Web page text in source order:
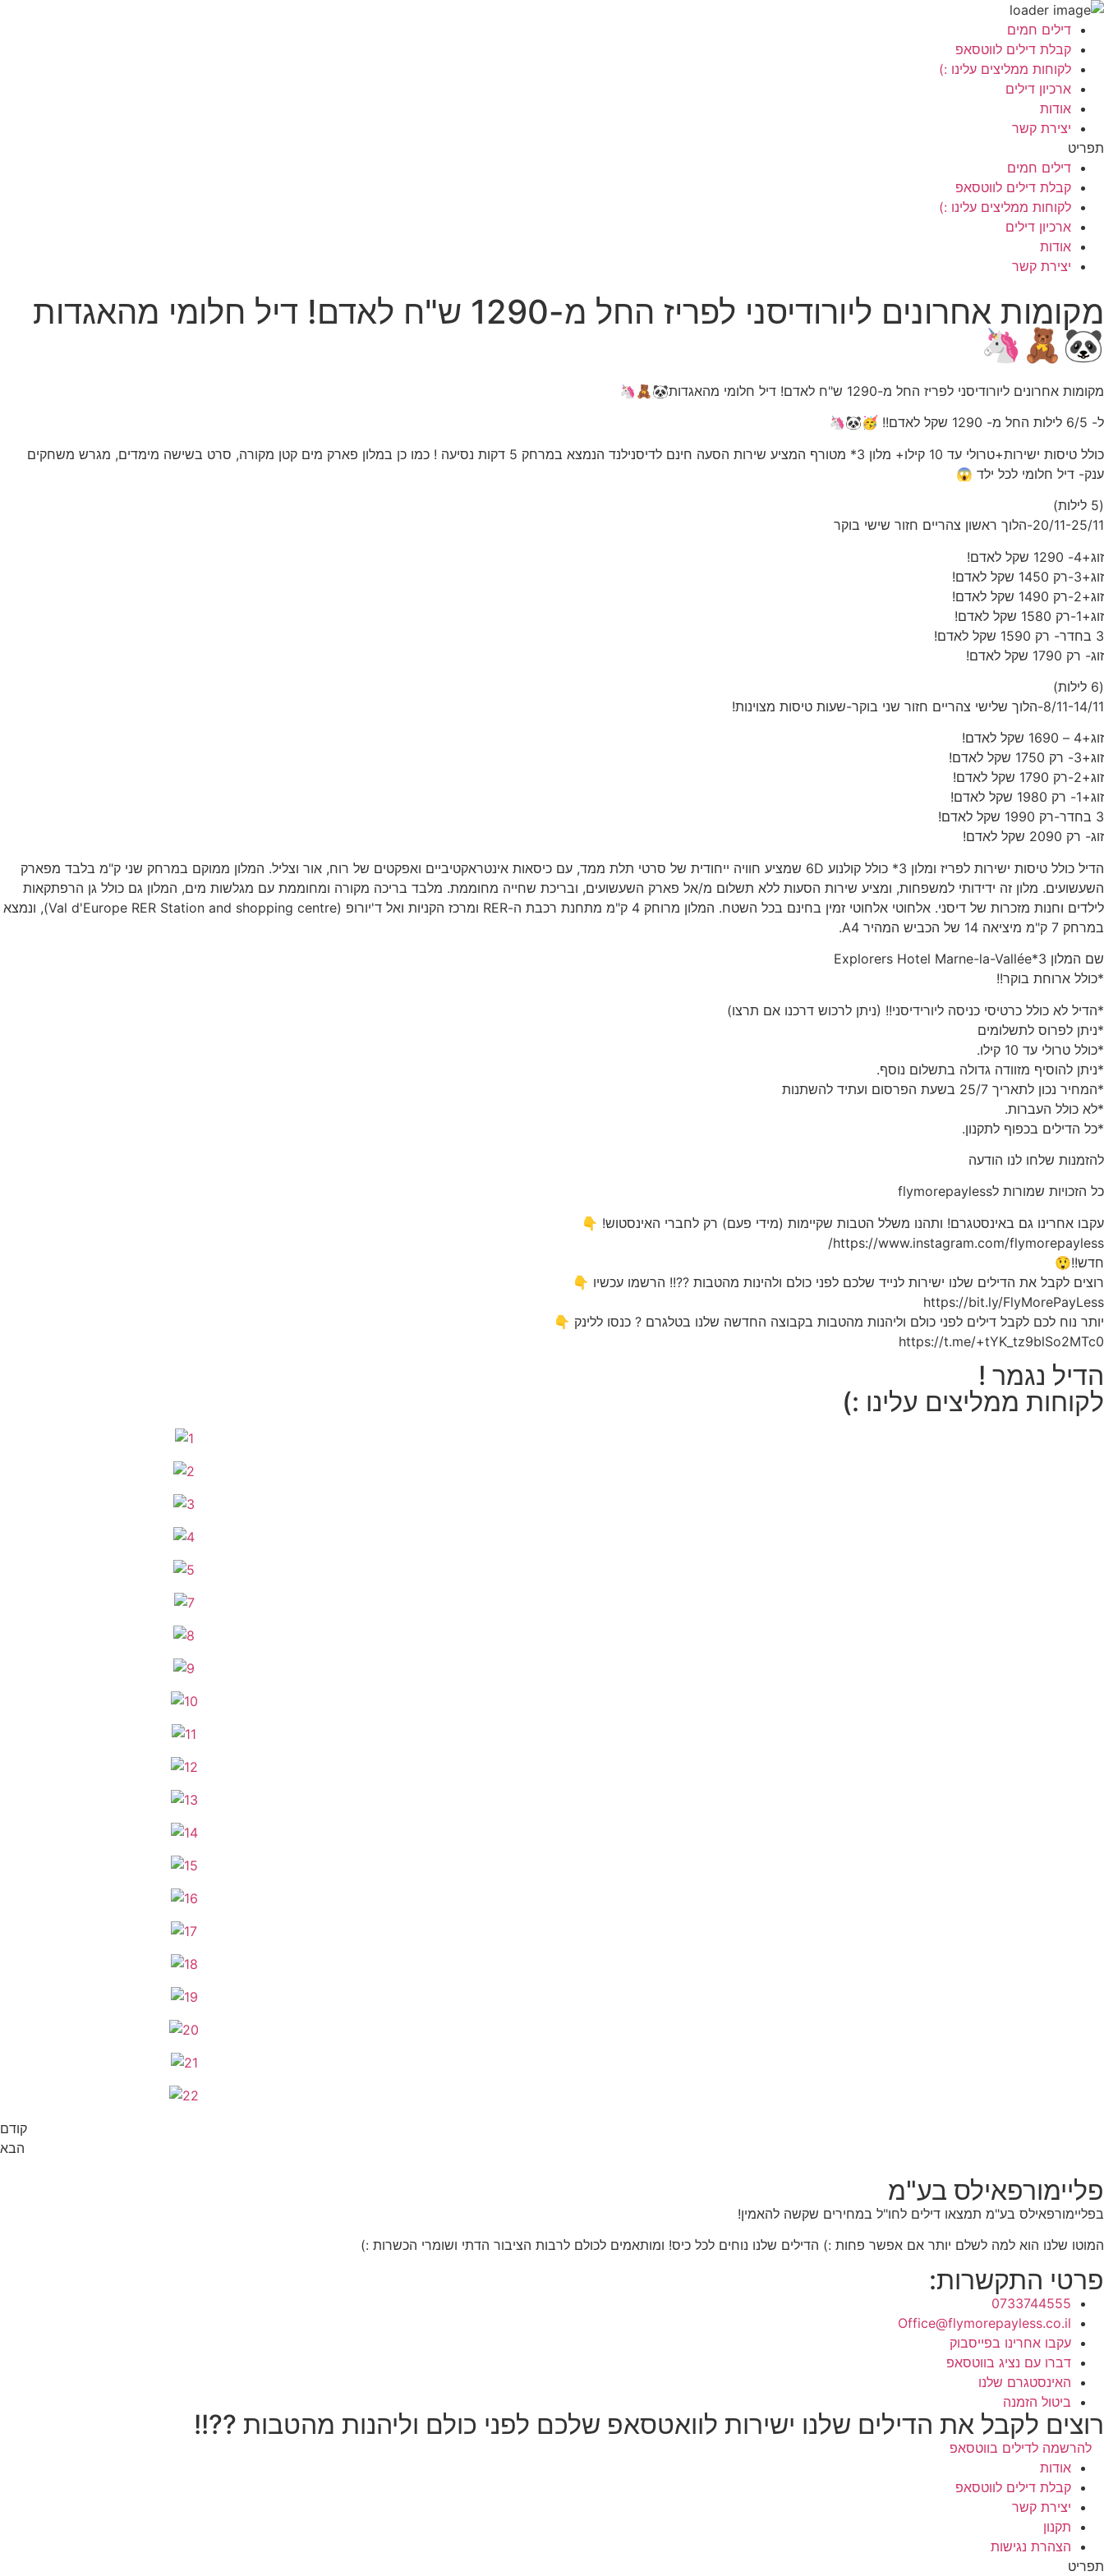
לתוכן
דילים חמים
קבלת דילים לווטסאפ
לקוחות ממליצים עלינו :)
ארכיון דילים
אודות
יצירת קשר
תפריט
דילים חמים
קבלת דילים לווטסאפ
לקוחות ממליצים עלינו :)
ארכיון דילים
אודות
יצירת קשר
מקומות אחרונים ליורודיסני לפריז החל מ-1290 ש"ח לאדם! דיל חלומי מהאגדות
🐼🧸🦄
מקומות אחרונים ליורודיסני לפריז החל מ-1290 ש"ח לאדם! דיל חלומי מהאגדות🐼🧸🦄
ל- 6/5 לילות החל מ- 1290 שקל לאדם!! 🥳🐼🦄
כולל טיסות ישירות+טרולי עד 10 קילו+ מלון 3* מטורף המציע שירות הסעה חינם לדיסנילנד הנמצא במרחק 5 דקות נסיעה ! כמו כן במלון פארק מים קטן מקורה, סרט בשישה מימדים, מגרש משחקים
ענק- דיל חלומי לכל ילד 😱
(5 לילות)
20/11-25/11-הלוך ראשון צהריים חזור שישי בוקר
זוג+4- 1290 שקל לאדם!
זוג+3-רק 1450 שקל לאדם!
זוג+2-רק 1490 שקל לאדם!
זוג+1-רק 1580 שקל לאדם!
3 בחדר- רק 1590 שקל לאדם!
זוג- רק 1790 שקל לאדם!
(6 לילות)
8/11-14/11-הלוך שלישי צהריים חזור שני בוקר-שעות טיסות מצוינות!
זוג+4 – 1690 שקל לאדם!
זוג+3- רק 1750 שקל לאדם!
זוג+2-רק 1790 שקל לאדם!
זוג+1- רק 1980 שקל לאדם!
3 בחדר-רק 1990 שקל לאדם!
זוג- רק 2090 שקל לאדם!
הדיל כולל טיסות ישירות לפריז ומלון 3* כולל קולנוע 6D שמציע חוויה ייחודית של סרטי תלת ממד, עם כיסאות אינטראקטיביים ואפקטים של רוח, אור וצליל. המלון ממוקם במרחק שני ק"מ בלבד מפארק
השעשועים. מלון זה ידידותי למשפחות, ומציע שירות הסעות ללא תשלום מ/אל פארק השעשועים, ובריכת שחייה מחוממת. מלבד בריכה מקורה ומחוממת עם מגלשות מים, המלון גם כולל גן הרפתקאות
לילדים וחנות מזכרות של דיסני. אלחוטי אלחוטי זמין בחינם בכל השטח. המלון מרוחק 4 ק"מ מתחנת רכבת ה-RER ומרכז הקניות ואל ד'יורופ (Val d'Europe RER Station and shopping centre), ונמצא
במרחק 7 ק"מ מיציאה 14 של הכביש המהיר A4.
שם המלון 3*Explorers Hotel Marne-la-Vallée
*כולל ארוחת בוקר!!
*הדיל לא כולל כרטיסי כניסה ליורידיסני!! (ניתן לרכוש דרכנו אם תרצו)
*ניתן לפרוס לתשלומים
*כולל טרולי עד 10 קילו.
*ניתן להוסיף מזוודה גדולה בתשלום נוסף.
*המחיר נכון לתאריך 25/7 בשעת הפרסום ועתיד להשתנות
*לא כולל העברות.
*כל הדילים בכפוף לתקנון.
להזמנות שלחו לנו הודעה
כל הזכויות שמורות לflymorepayless
עקבו אחרינו גם באינסטגרם! ותהנו משלל הטבות שקיימות (מידי פעם) רק לחברי האינסטוש! 👇
https://www.instagram.com/flymorepayless/
חדש!!😲
רוצים לקבל את הדילים שלנו ישירות לנייד שלכם לפני כולם ולהינות מהטבות ??!! הרשמו עכשיו 👇
https://bit.ly/FlyMorePayLess
יותר נוח לכם לקבל דילים לפני כולם וליהנות מהטבות בקבוצה החדשה שלנו בטלגרם ? כנסו ללינק 👇
https://t.me/+tYK_tz9blSo2MTc0
הדיל נגמר !
לקוחות ממליצים עלינו :)
קודם
הבא
פליימורפאילס בע"מ
בפליימורפאילס בע"מ תמצאו דילים לחו"ל במחירים שקשה להאמין!
המוטו שלנו הוא למה לשלם יותר אם אפשר פחות :) הדילים שלנו נוחים לכל כיס! ומותאמים לכולם לרבות הציבור הדתי ושומרי הכשרות :)
פרטי התקשרות:
0733744555
Office@flymorepayless.co.il
עקבו אחרינו בפייסבוק
דברו עם נציג בווטסאפ
האינסטגרם שלנו
ביטול הזמנה
רוצים לקבל את הדילים שלנו ישירות לוואטסאפ שלכם לפני כולם וליהנות מהטבות ??!!
להרשמה לדילים בווטסאפ
אודות
קבלת דילים לווטסאפ
יצירת קשר
תקנון
הצהרת נגישות
תפריט